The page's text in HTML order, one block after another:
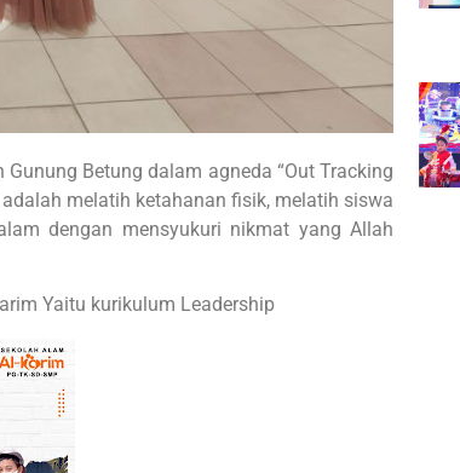
Betung dalam agneda “Out Tracking
melatih ketahanan fisik, melatih siswa
dengan mensyukuri nikmat yang Allah
Yaitu kurikulum Leadership